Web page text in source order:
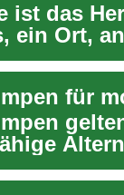
ist das
ein Ort,
d...